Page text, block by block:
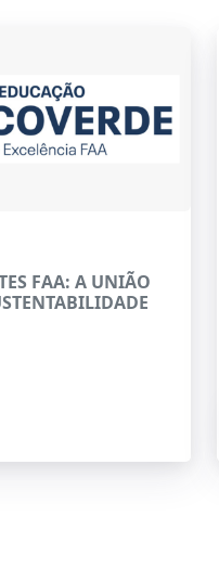
FAA: A UNIÃO